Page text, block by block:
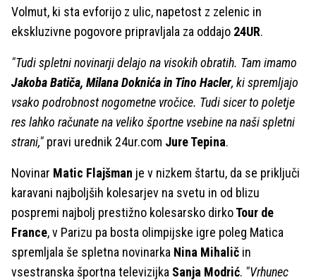
Volmut, ki sta evforijo z ulic, napetost z zelenic in
ekskluzivne pogovore pripravljala za oddajo 24UR.
"Tudi spletni novinarji delajo na visokih obratih. Tam imamo
Jakoba Batiča, Milana Doknića in Tino Hacler, ki spremljajo
vsako podrobnost nogometne vročice. Tudi sicer to poletje
res lahko računate na veliko športne vsebine na naši spletni
strani," pravi urednik 24ur.com Jure Tepina.
Novinar Matic Flajšman je v nizkem štartu, da se priključi
karavani najboljših kolesarjev na svetu in od blizu
pospremi najbolj prestižno kolesarsko dirkoTour de
France, v Parizu pa bosta olimpijske igre poleg Matica
spremljala še spletna novinarka Nina Mihalič in
vsestranska športna televizijka Sanja Modrić. "Vrhunec